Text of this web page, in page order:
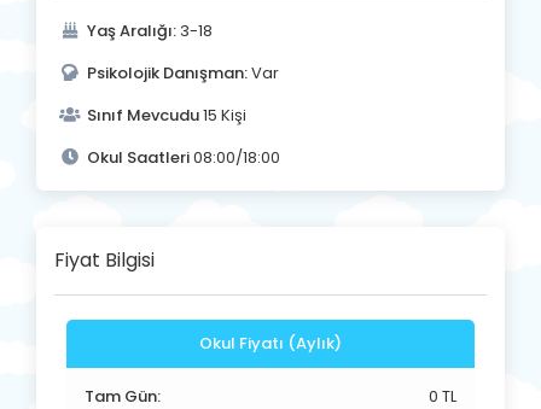
Yaş Aralığı: 3-18
Psikolojik Danışman:Var
Sınıf Mevcudu15 Kişi
Okul Saatleri08:00/18:00
Fiyat Bilgisi
Okul Fiyatı (Aylık)
Tam Gün: 0 TL